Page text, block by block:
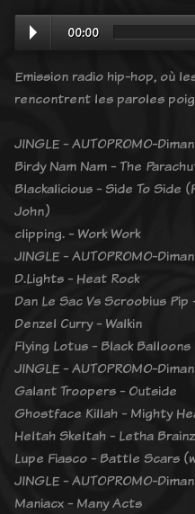
00:00
Emission radio hip-hop, où
rencontrent les paroles
JINGLE - AUTOPROMO-
Birdy Nam Nam - The
Blackalicious - Side To Side
John)
clipping. - Work Work
JINGLE - AUTOPROMO-
D.Lights - Heat Rock
Dan Le Sac Vs Scroobius
Denzel Curry - Walkin
Flying Lotus - Black Balloons
JINGLE - AUTOPROMO-
Galant Troopers - Outside
Ghostface Killah - Mighty
Heltah Skeltah - Letha
Lupe Fiasco - Battle Scars
JINGLE - AUTOPROMO-
Maniacx - Many Acts